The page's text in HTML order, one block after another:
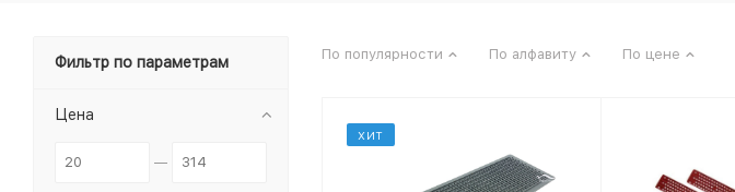
По популярности По алфавиту По цене
ХИТ
Фильтр по параметрам
Цена